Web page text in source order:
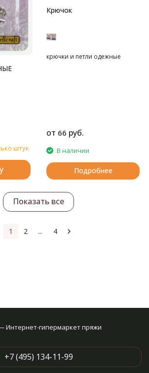
штук
Крючок
крючки и петли одежные
от 66 руб.
В наличии
Подробнее
Показать все
1 2 ... 4
Интернет-гипермаркет пряжи
+7 (495) 134-11-99